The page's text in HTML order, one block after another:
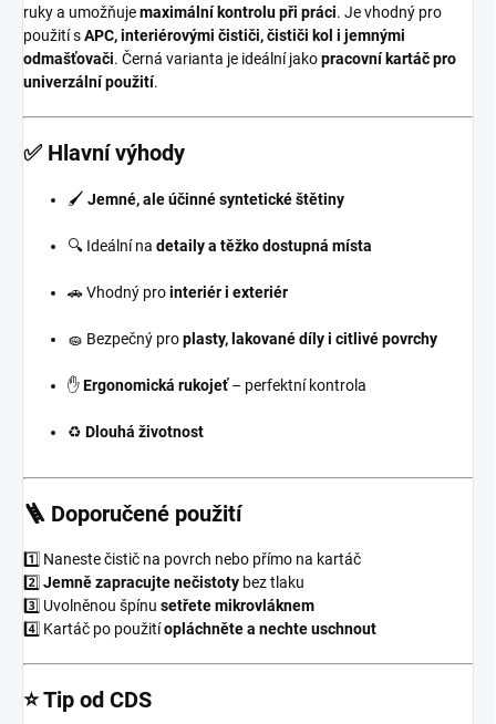
ruky a umožňujemaximální kontrolu při práci. Je vhodný pro
použití sAPC, interiérovými čističi, čističi kol i jemnými
odmašťovači. Černá varianta je ideální jakopracovní kartáč pro
univerzální použití.
✅ Hlavní výhody
🖌️ Jemné, ale účinné syntetické štětiny
🔍 Ideální na detaily a těžko dostupná místa
🚗 Vhodný prointeriér i exteriér
🧽 Bezpečný proplasty, lakované díly i citlivé povrchy
✋Ergonomická rukojeť– perfektní kontrola
♻️ Dlouhá životnost
🪜 Doporučené použití
1️⃣ Naneste čistič na povrch nebo přímo na kartáč
2️⃣ Jemně zapracujte nečistoty bez tlaku
3️⃣ Uvolněnou špínu setřete mikrovláknem
4️⃣ Kartáč po použitíopláchněte a nechte uschnout
⭐ Tip od CDS